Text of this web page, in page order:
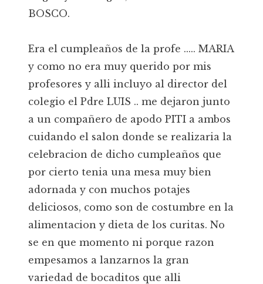
BOSCO.
Era el cumpleaños de la profe ..... MARIA
y como no era muy querido por mis
profesores y alli incluyo al director del
colegio el Pdre LUIS .. me dejaron junto
a un compañero de apodo PITI a ambos
cuidando el salon donde se realizaria la
celebracion de dicho cumpleaños que
por cierto tenia una mesa muy bien
adornada y con muchos potajes
deliciosos, como son de costumbre en la
alimentacion y dieta de los curitas. No
se en que momento ni porque razon
empesamos a lanzarnos la gran
variedad de bocaditos que alli